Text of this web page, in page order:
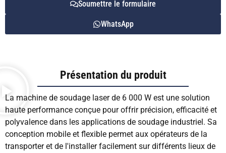
Soumettre le formulaire
WhatsApp
Présentation du produit
La machine de soudage laser de 6 000 W est une solution
haute performance conçue pour offrir précision, efficacité et
polyvalence dans les applications de soudage industriel. Sa
conception mobile et flexible permet aux opérateurs de la
transporter et de l'installer facilement sur différents lieux de